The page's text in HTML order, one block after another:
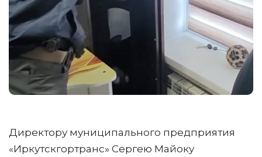
Директору муниципального предприятия
«Иркутскгортранс» Сергею Майоку